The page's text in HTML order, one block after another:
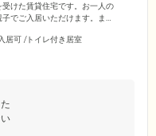
けた賃貸住宅です。お一人の
でご入居いただけます。ま
ちろんのこと、防犯面もしっ
クによりご入居者様の安心を
居可 /トイレ付き居室